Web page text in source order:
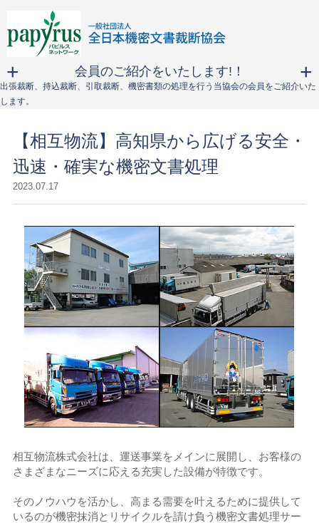
会員のご紹介をいたします!！
出張裁断、持込裁断、引取裁断、機密書類の処理を行う当協会の会員をご紹介いた
します。
【相互物流】高知県から広げる安全・
迅速・確実な機密文書処理
2023.07.17
相互物流株式会社は、運送事業をメインに展開し、お客様の
さまざまなニーズに応える充実した設備が特徴です。
そのノウハウを活かし、高まる需要を叶えるために提供して
いるのが機密抹消とリサイクルを請け負う機密文書処理サー